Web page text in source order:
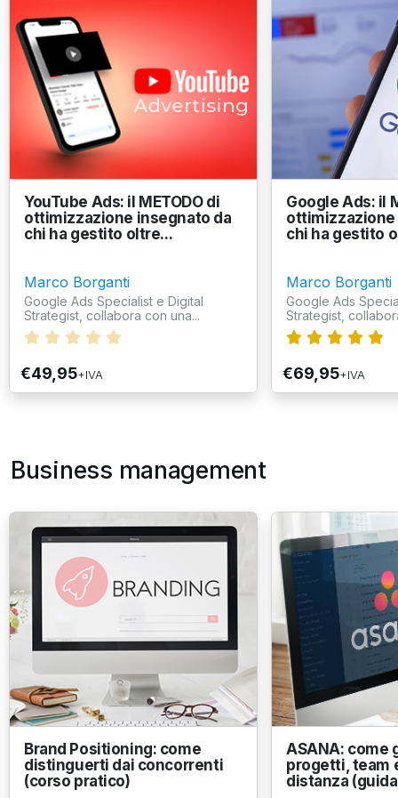
YouTube Ads: il METODO di
ottimizzazione insegnato da
chi ha gestito oltre...
Marco Borganti
Google Ads Specialist e Digital
Strategist, collabora con una...
€49,95+IVA
Google Ads: il
chi ha gestito
Marco Borganti
Google Ads
Strategist,
€69,95+IVA
Business management
Brand Positioning: come
distinguerti dai concorrenti
(corso pratico)
ASANA: come
progetti, team
distanza